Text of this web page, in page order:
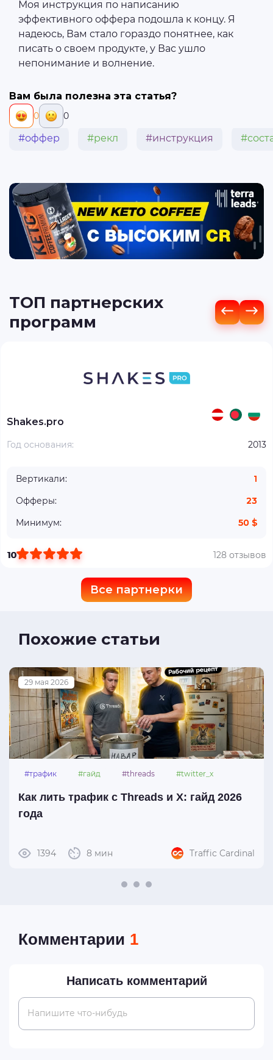
Моя инструкция по написанию
эффективного оффера подошла к концу. Я
надеюсь, Вам стало гораздо понятнее, как
писать о своем продукте, у Вас ушло
непонимание и волнение.
Вам была полезна эта статья?
0 0
#оффер #рекл #инструкция
ТОП партнерских
программ
Shakes.pro
Год основания: 2013
Вертикали:
1
Офферы:
23
Минимум:
50 $
10 128 отзывов
Все партнерки
Похожие статьи
29 мая 2026
#трафик #гайд #threads #twitter_x
Как лить трафик с Threads и X: гайд 2026
года
1394 8 мин Traffic Cardinal
Комментарии 1
Написать комментарий
Напишите что-нибудь